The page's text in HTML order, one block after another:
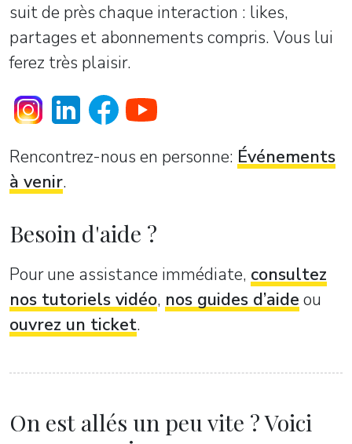
suit de près chaque interaction : likes,
partages et abonnements compris. Vous lui
ferez très plaisir.
Rencontrez-nous en personne: Événements
à venir.
Besoin d'aide ?
Pour une assistance immédiate, consultez
nos tutoriels vidéo, nos guides d’aide ou
ouvrez un ticket.
On est allés un peu vite ? Voici